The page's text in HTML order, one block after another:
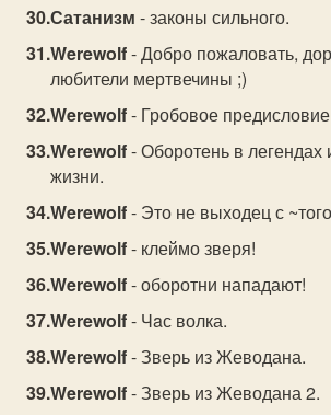
Сатанизм - законы сильного.
Werewolf- Добро пожаловать,
любители мертвечины ;)
Werewolf- Гробовое
Werewolf- Оборотень в легендах
жизни.
Werewolf- Это не выходец с
Werewolf- клеймо зверя!
Werewolf- оборотни нападают!
Werewolf- Чaс волка.
Werewolf- Зверь из Жеводана.
Werewolf- Зверь из Жеводана 2.